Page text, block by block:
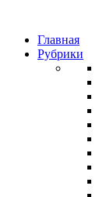
Главная
Рубрики